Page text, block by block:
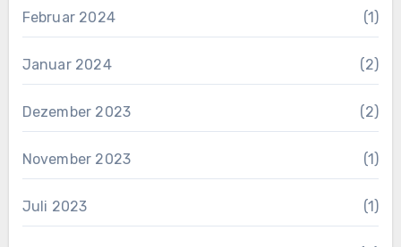
Februar 2024 (1)
Januar 2024 (2)
Dezember 2023 (2)
November 2023 (1)
Juli 2023 (1)